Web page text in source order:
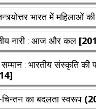
भारत में महिलाओं
नारी : आज और कल
सम्मान : भारतीय संस्कृति की
चिन्तन का बदलता स्वरूप